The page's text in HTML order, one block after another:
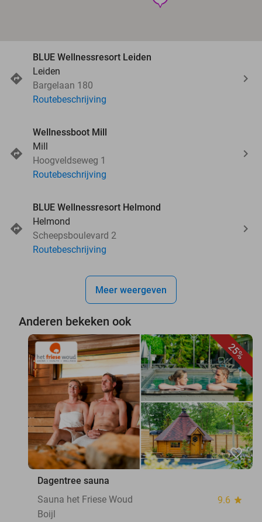
BLUE Wellnessresort Leiden
Leiden
Bargelaan 180
Routebeschrijving
Wellnessboot Mill
Mill
Hoogveldseweg 1
Routebeschrijving
BLUE Wellnessresort Helmond
Helmond
Scheepsboulevard 2
Routebeschrijving
Meer weergeven
Anderen bekeken ook
25%
favorite_border
Dagentree sauna
Sauna het Friese Woud
9.6 star
Boijl